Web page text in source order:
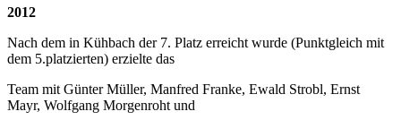
2012
Nach dem in Kühbach der 7. Platz erreicht wurde (Punktgleich mit
dem 5.platzierten) erzielte das
Team mit Günter Müller, Manfred Franke, Ewald Strobl, Ernst
Mayr, Wolfgang Morgenroht und